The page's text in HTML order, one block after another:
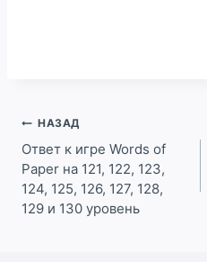
Навигация
по
записям
НАЗАД
Ответ к игре Words of
Paper на 121, 122, 123,
124, 125, 126, 127, 128,
129 и 130 уровень